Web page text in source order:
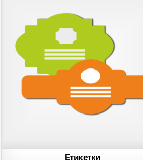
Етикетки